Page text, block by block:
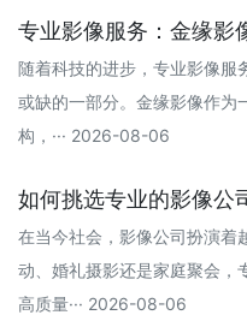
专业影像服务：金缘影
随着科技的进步，专业影像服
或缺的一部分。金缘影像作为
构，··· 2026-08-06
如何挑选专业的影像公
在当今社会，影像公司扮演着
动、婚礼摄影还是家庭聚会，
高质量··· 2026-08-06